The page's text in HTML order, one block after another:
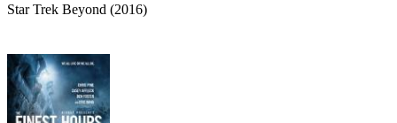
Star Trek Beyond (2016)